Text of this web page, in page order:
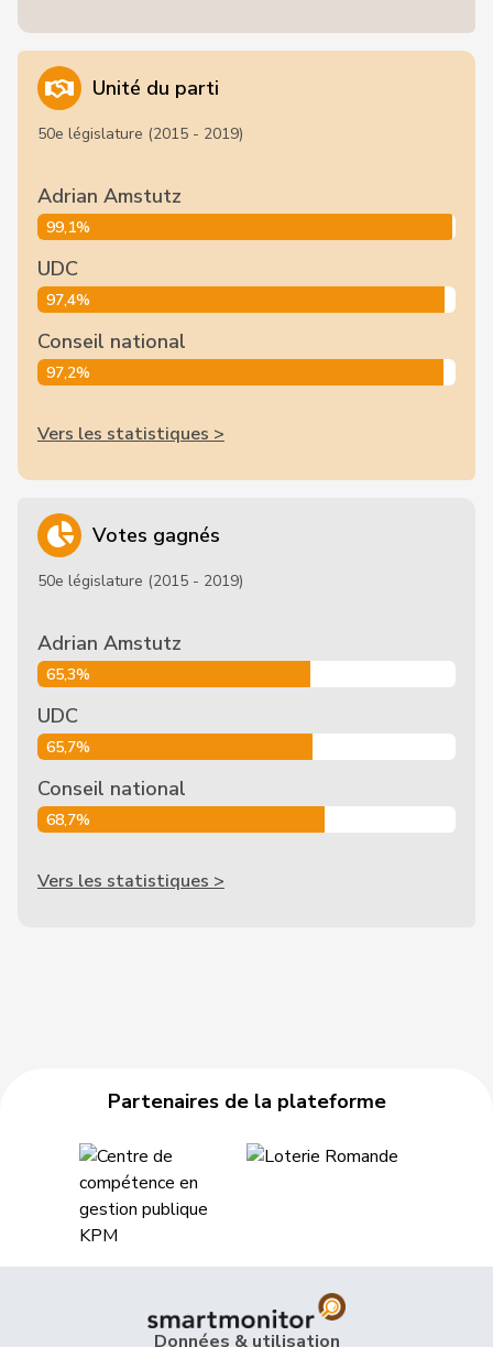
Unité du parti
50e législature (2015 - 2019)
Adrian Amstutz
99,1%
UDC
97,4%
Conseil national
97,2%
Vers les statistiques >
Votes gagnés
50e législature (2015 - 2019)
Adrian Amstutz
65,3%
UDC
65,7%
Conseil national
68,7%
Vers les statistiques >
Partenaires de la plateforme
Données & utilisation